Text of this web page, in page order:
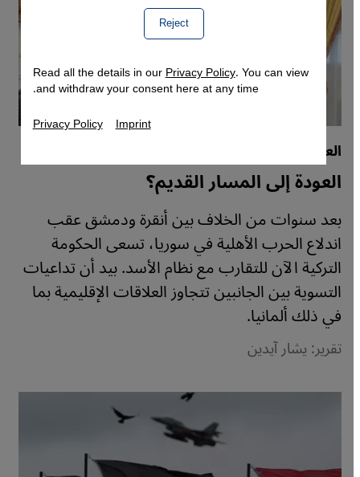
العلاقات التركية- السورية
العودة إلى المسار القديم؟
بعد سنوات من الخلاف بين أنقرة ودمشق عقب
اندلاع الحرب الأهلية في سوريا، تسعى الحكومة
التركية الآن للتقارب مع نظام الأسد. بيد أن تداعيات
التسوية بين الجانبين تتجاوز العلاقات الإقليمية بما
في ذلك ألمانيا.
تقرير: يشار آيدين
Reject
Read all the details in ourPrivacy Policy. You can view
and withdraw your consent here at any time.
Privacy Policy Imprint